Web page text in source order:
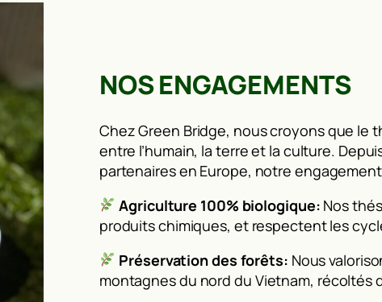
NOS ENGAGEMENTS
Chez Green Bridge, nous croyons que le
entre l’humain, la terre et la culture.
partenaires en Europe, notre
Agriculture 100% biologique: Nos
produits chimiques, et respectent les
Préservation des forêts: Nous
montagnes du nord du Vietnam, récoltés